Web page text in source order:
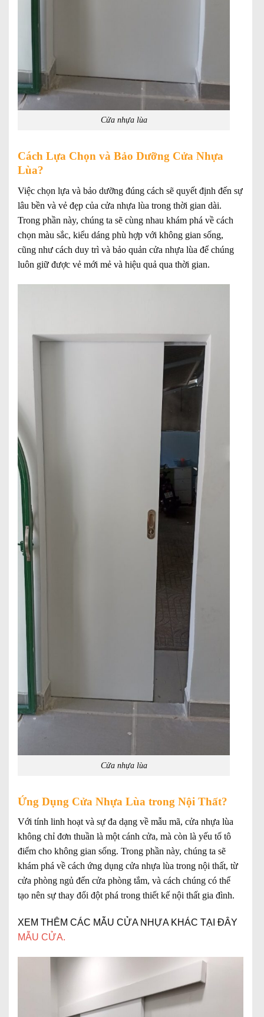
Cửa nhựa lùa
Cách Lựa Chọn và Bảo Dưỡng Cửa Nhựa
Lùa?
Việc chọn lựa và bảo dưỡng đúng cách sẽ quyết định đến sự
lâu bền và vẻ đẹp của cửa nhựa lùa trong thời gian dài.
Trong phần này, chúng ta sẽ cùng nhau khám phá về cách
chọn màu sắc, kiểu dáng phù hợp với không gian sống,
cũng như cách duy trì và bảo quản cửa nhựa lùa để chúng
luôn giữ được vẻ mới mẻ và hiệu quả qua thời gian.
Cửa nhựa lùa
Ứng Dụng Cửa Nhựa Lùa trong Nội Thất?
Với tính linh hoạt và sự đa dạng về mẫu mã, cửa nhựa lùa
không chỉ đơn thuần là một cánh cửa, mà còn là yếu tố tô
điểm cho không gian sống. Trong phần này, chúng ta sẽ
khám phá về cách ứng dụng cửa nhựa lùa trong nội thất, từ
cửa phòng ngủ đến cửa phòng tắm, và cách chúng có thể
tạo nên sự thay đổi đột phá trong thiết kế nội thất gia đình.
XEM THÊM CÁC MẪU CỬA NHỰA KHÁC TẠI ĐÂY
MẪU CỬA.